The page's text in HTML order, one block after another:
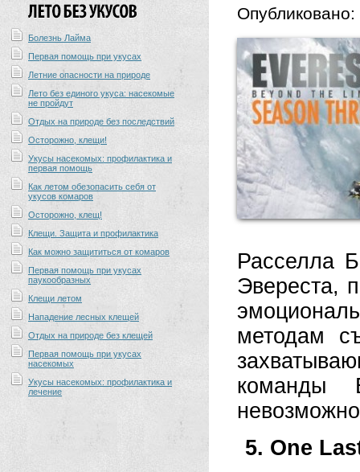
Болезнь Лайма
Первая помощь при укусах
Летние опасности на природе
Лето без единого укуса: насекомые
не пройдут
Отдых на природе без последствий
Осторожно, клещи!
Укусы насекомых: профилактика и
первая помощь
Как летом обезопасить себя от
укусов комаров
Осторожно, клещ!
Клещи. Защита и профилактика
Как можно защититься от комаров
Первая помощь при укусах
паукообразных
Клещи летом
Нападение лесных клещей
Отдых на природе без клещей
Первая помощь при укусах
насекомых
Укусы насекомых: профилактика и
лечение
Опубликовано:
Расселла
Эвереста,
методам
команды
5. One